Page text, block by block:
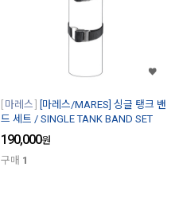
마레스
[마레스/MARES] 싱글 탱크 밴
드 세트 / SINGLE TANK BAND SET
190,000원
구매 1